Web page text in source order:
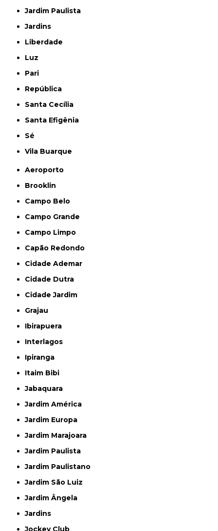
Jardim Paulista
Jardins
Liberdade
Luz
Pari
República
Santa Cecília
Santa Efigênia
Sé
Vila Buarque
Aeroporto
Brooklin
Campo Belo
Campo Grande
Campo Limpo
Capão Redondo
Cidade Ademar
Cidade Dutra
Cidade Jardim
Grajau
Ibirapuera
Interlagos
Ipiranga
Itaim Bibi
Jabaquara
Jardim América
Jardim Europa
Jardim Marajoara
Jardim Paulista
Jardim Paulistano
Jardim São Luiz
Jardim Ângela
Jardins
Jockey Club